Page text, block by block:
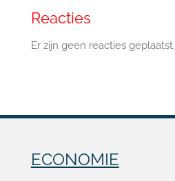
Reacties
Er zijn geen reacties geplaatst.
ECONOMIE